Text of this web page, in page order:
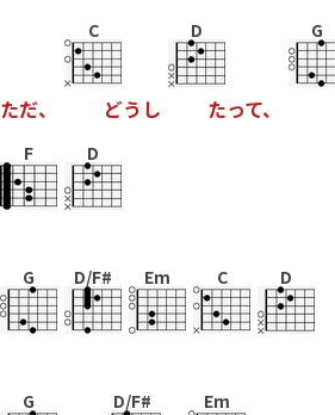
ただ、
C
どう し
D
たって、
G
F D
G D/F# Em C D
G D/F# Em